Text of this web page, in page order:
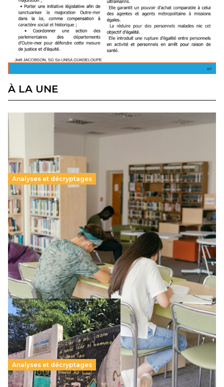
À LA UNE
Analyses et décryptages
Supérieur privé : une dérive qui met à mal la
promesse républicaine
11 juillet 2026-
Le projet de loi sur la régulation de l’enseignement
supérieur privé met en lumière l’amplification d’un système
qui relègue l’acte pédagogique au superfétatoire, voire à…
Lire la suite →
Analyses et décryptages